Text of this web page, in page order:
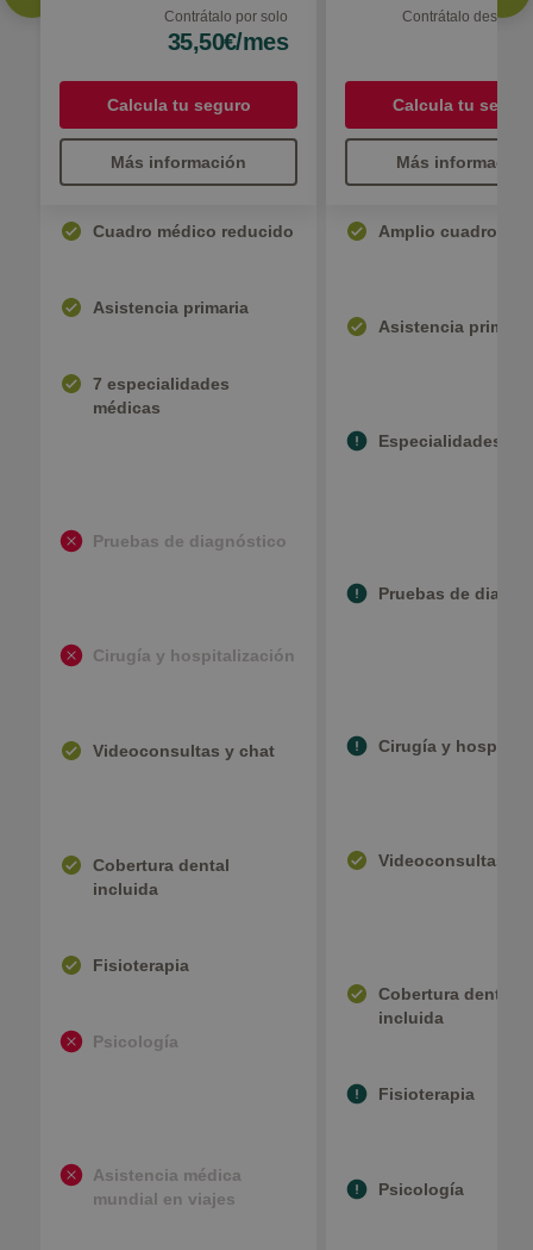
Contrátalo por solo
35,50€/mes
Calcula tu seguro
Más información
Cuadro médico reducido
Asistencia primaria
7 especialidades
médicas
Pruebas de diagnóstico
Cirugía y hospitalización
Videoconsultas y chat
Cobertura dental
incluida
Fisioterapia
Psicología
Asistencia médica
mundial en viajes
Contrátalo desde
Calcula tu
Más información
Amplio cuadro
Asistencia primaria
Especialidades
Pruebas de
Cirugía y
Videoconsultas y
Cobertura dental
incluida
Fisioterapia
Psicología